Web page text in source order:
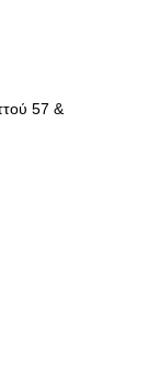
57 &